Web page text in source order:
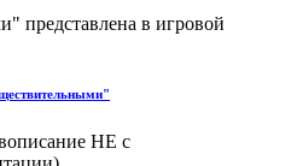
представлена в игровой
НЕ с